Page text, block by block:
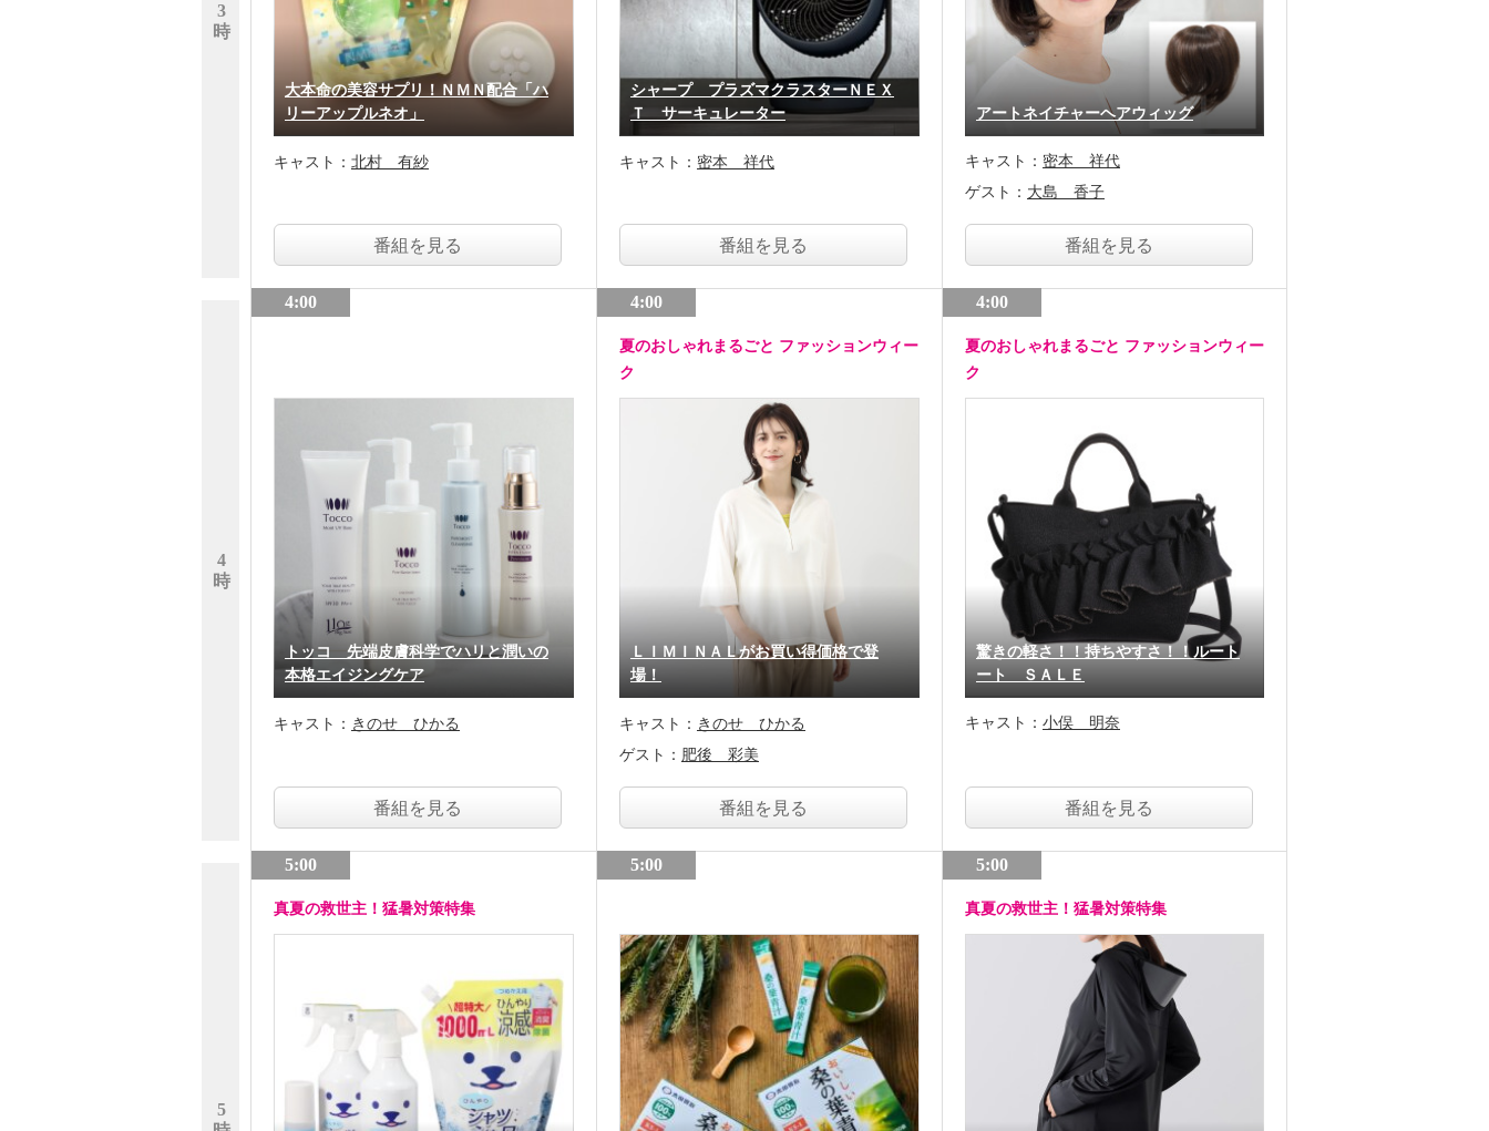
3
時
4
時
5
大本命の美容サプリ！ＮＭＮ配合「ハ
リーアップルネオ」
キャスト： 北村 有紗
番組を見る
4:00
トッコ 先端皮膚科学でハリと潤いの
本格エイジングケア
キャスト： きのせ ひかる
番組を見る
5:00
真夏の救世主！猛暑対策特集
シャープ プラズマクラスターＮＥＸ
Ｔ サーキュレーター
キャスト： 密本 祥代
番組を見る
4:00
夏のおしゃれまるごと ファッションウィー
ク
ＬＩＭＩＮＡＬがお買い得価格で登
場！
キャスト： きのせ ひかる
ゲスト： 肥後 彩美
番組を見る
5:00
アートネイチャーヘアウィッグ
キャスト： 密本 祥代
ゲスト： 大島 香子
番組を見る
4:00
夏のおしゃれまるごと ファッションウィー
ク
驚きの軽さ！！持ちやすさ！！ルート
ート ＳＡＬＥ
キャスト： 小俣 明奈
番組を見る
5:00
真夏の救世主！猛暑対策特集